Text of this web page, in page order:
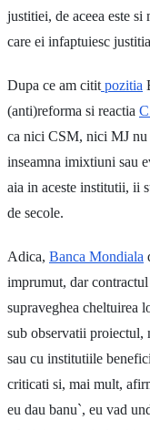
justitiei, de aceea este
care ei infaptuiesc
Dupa ce am citit pozitia
(anti)reforma si reactia
ca nici CSM, nici MJ nu
inseamna imixtiuni sau
aia in aceste institutii, ii
de secole.
Adica, Banca Mondiala
imprumut, dar contractul
supraveghea cheltuirea
sub observatii proiectul,
sau cu institutiile
criticati si, mai mult,
eu dau banu`, eu vad